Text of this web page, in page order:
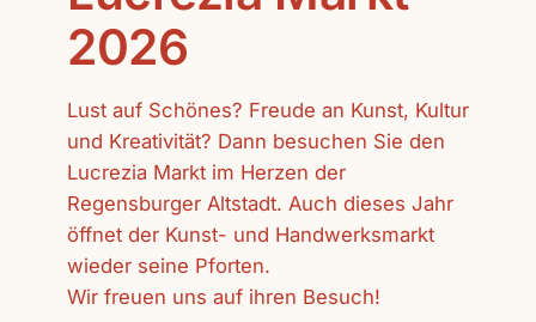
2026
Lust auf Schönes? Freude an Kunst, Kultur
und Kreativität? Dann besuchen Sie den
Lucrezia Markt im Herzen der
Regensburger Altstadt. Auch dieses Jahr
öffnet der Kunst- und Handwerksmarkt
wieder seine Pforten.
Wir freuen uns auf ihren Besuch!